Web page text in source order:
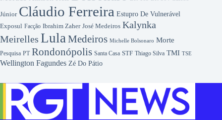
Júnior Cláudio Ferreira Estupro De Vulnerável
Exposul Facção Ibrahim Zaher José Medeiros Kalynka
Meirelles LulaMedeiros Michelle Bolsonaro Morte
Pesquisa PT Rondonópolis Santa Casa STF Thiago Silva TMI TSE
Wellington Fagundes Zé Do Pátio